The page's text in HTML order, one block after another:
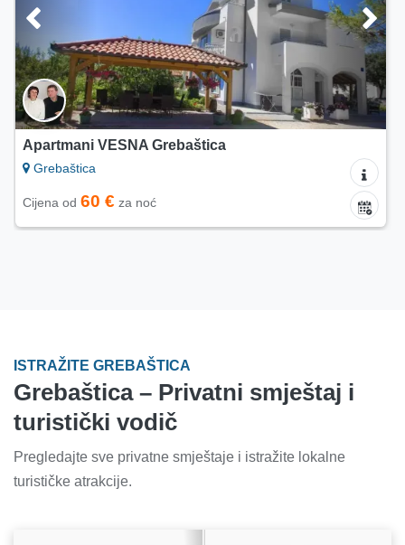
Apartmani Mlinar
Grebaštica
Cijena od60 € za noć
ISTRAŽITE GREBAŠTICA
Grebaštica – Privatni smještaj i
turistički vodič
Pregledajte sve privatne smještaje i istražite lokalne
turističke atrakcije.